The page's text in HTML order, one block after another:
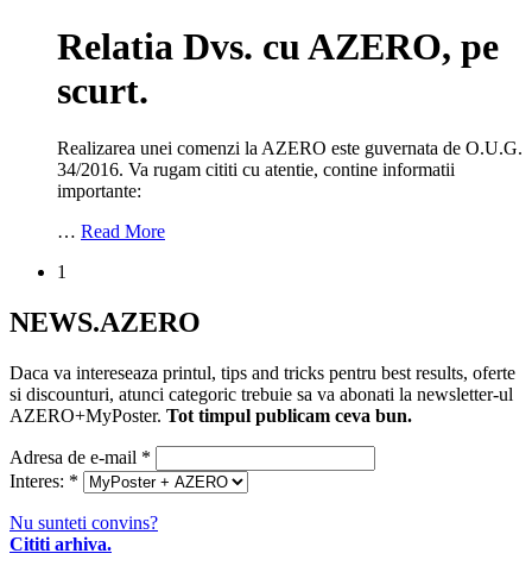
Relatia Dvs. cu AZERO, pe
scurt.
Realizarea unei comenzi la AZERO este guvernata de O.U.G.
34/2016. Va rugam cititi cu atentie, contine informatii
importante:
… Read More
1
NEWS.AZERO
Daca va intereseaza printul, tips and tricks pentru best results, oferte
si discounturi, atunci categoric trebuie sa va abonati la newsletter-ul
AZERO+MyPoster. Tot timpul publicam ceva bun.
Adresa de e-mail *
Interes: *
Nu sunteti convins?
Cititi arhiva.